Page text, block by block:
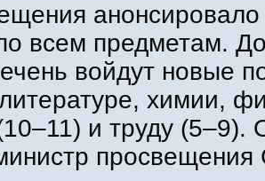
всем предметам.
войдут новые
химии,
и труду (5–9).
просвещения